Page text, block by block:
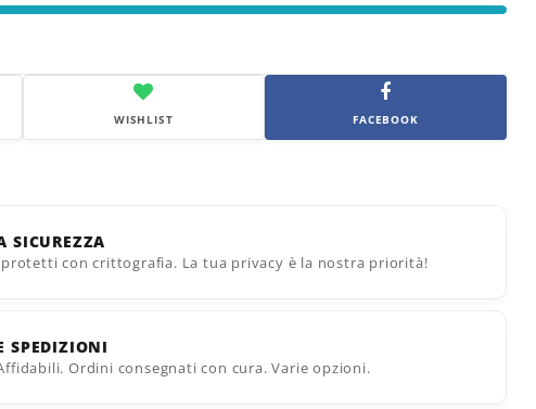
WISHLIST FACEBOOK
SICUREZZA
con crittografia. La tua privacy è la nostra priorità!
SPEDIZIONI
Ordini consegnati con cura. Varie opzioni.